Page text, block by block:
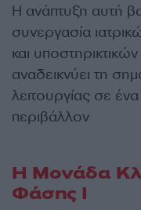
Η ανάπτυξη αυτή
συνεργασία
και
αναδεικνύει τη
λειτουργίας σε
περιβάλλον
Η Μονάδα
Φάσης Ι